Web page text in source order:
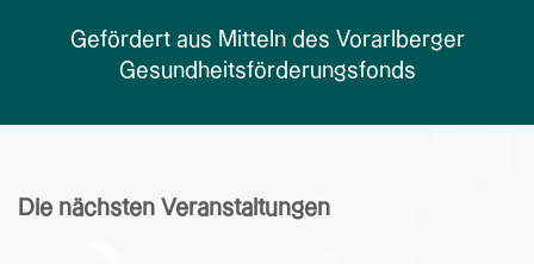
Gefördert aus Mitteln des Vorarlberger
Gesundheitsförderungsfonds
Die nächsten Veranstaltungen